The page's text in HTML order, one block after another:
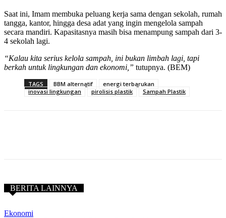
Saat ini, Imam membuka peluang kerja sama dengan sekolah, rumah
tangga, kantor, hingga desa adat yang ingin mengelola sampah
secara mandiri. Kapasitasnya masih bisa menampung sampah dari 3-
4 sekolah lagi.
“Kalau kita serius kelola sampah, ini bukan limbah lagi, tapi
berkah untuk lingkungan dan ekonomi,” tutupnya. (BEM)
TAGS BBM alternatif
energi terbarukan
inovasi lingkungan
pirolisis plastik Sampah Plastik
BERITA LAINNYA
Ekonomi